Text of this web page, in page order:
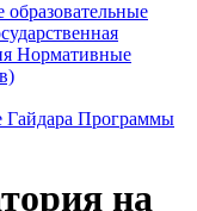
Нормативные
Программы
на